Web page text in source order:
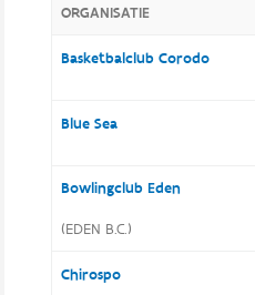
ORGANISATIE
Basketbalclub Corodo
Blue Sea
Bowlingclub Eden
(EDEN B.C.)
Chirospo